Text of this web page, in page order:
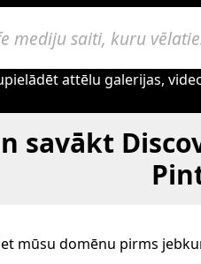
attēlu galerijas,
savākt
mūsu domēnu pirms